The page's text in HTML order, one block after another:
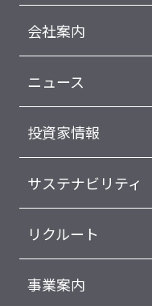
会社案内
ニュース
投資家情報
サステナビリティ
リクルート
事業案内